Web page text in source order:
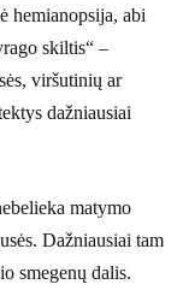
hemianopsija, abi
skiltis“ –
viršutinių ar
dažniausiai
matymo
Dažniausiai tam
smegenų dalis.